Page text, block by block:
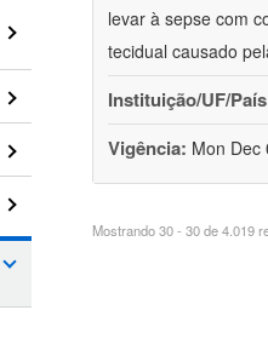
levar à sepse com
tecidual causado
Instituição/UF/
Vigência: Mon Dec
Mostrando 30 - 30 de 4.019